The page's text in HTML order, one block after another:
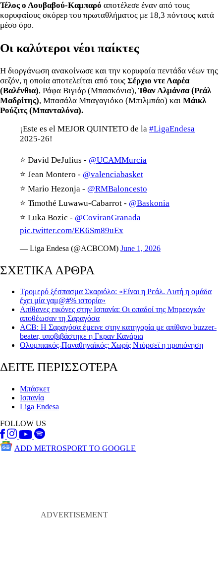
Τέλος ο Λουβαβού-Καμπαρό αποτέλεσε έναν από τους
κορυφαίους σκόρερ του πρωταθλήματος με 18,3 πόντους κατά
μέσο όρο.
Οι καλύτεροι νέοι παίκτες
Η διοργάνωση ανακοίνωσε και την κορυφαία πεντάδα νέων της
σεζόν, η οποία αποτελείται από τους Σέρχιο ντε Λαρέα
(Βαλένθια), Ράφα Βιγιάρ (Μπασκόνια),Ίθαν Αλμάνσα (Ρεάλ
Μαδρίτης), Μπασάλα Μπαγαγιόκο (Μπιλμπάο) και Μάικλ
Ρούζιτς (Μπανταλόνα).
¡Este es el MEJOR QUINTETO de la #LigaEndesa
2025-26!
⭐ David DeJulius - @UCAMMurcia
⭐ Jean Montero - @valenciabasket
⭐ Mario Hezonja - @RMBaloncesto
⭐ Timothé Luwawu-Cabarrot - @Baskonia
⭐ Luka Bozic - @CoviranGranada
pic.twitter.com/EK6Sm89uEx
— Liga Endesa (@ACBCOM) June 1, 2026
ΣΧΕΤΙΚΑ ΑΡΘΡΑ
Τρομερό ξέσπασμα Σκαριόλο: «Είναι η Ρεάλ. Αυτή η ομάδα
έχει μία γαμ@#% ιστορία»
Απίθανες εικόνες στην Ισπανία: Οι οπαδοί της Μπρεογκάν
αποθέωσαν τη Σαραγόσα
ACB: Η Σαραγόσα έμεινε στην κατηγορία με απίθανο buzzer-
beater, υποβιβάστηκε η Γκραν Κανάρια
Ολυμπιακός-Παναθηναϊκός: Χωρίς Ντόρσεϊ η προπόνηση
ΔΕΙΤΕ ΠΕΡΙΣΣΟΤΕΡΑ
Μπάσκετ
Ισπανία
Liga Endesa
FOLLOW US
ADD METROSPORT TO GOOGLE